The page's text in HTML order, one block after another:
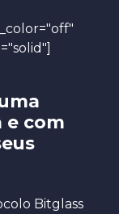
e com
Bitglass